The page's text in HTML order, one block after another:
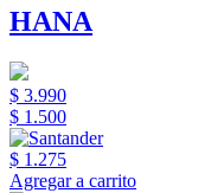
HANA
$ 3.990
$ 1.500
$ 1.275
Agregar a carrito